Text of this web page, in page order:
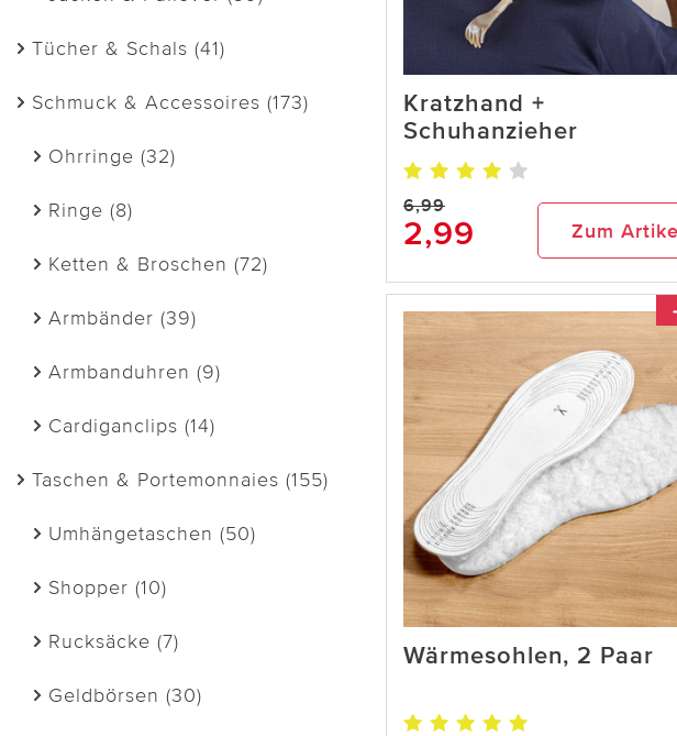
Tücher & Schals (41)
Schmuck & Accessoires (173)
Ohrringe (32)
Ringe (8)
Ketten & Broschen (72)
Armbänder (39)
Armbanduhren (9)
Cardiganclips (14)
Taschen & Portemonnaies (155)
Umhängetaschen (50)
Shopper (10)
Rucksäcke (7)
Geldbörsen (30)
Kratzhand +
Schuhanzieher
6,99
2,99 Zum
Wärmesohlen, 2 Paar